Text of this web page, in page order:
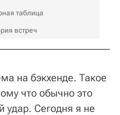
таблица
встреч
на бэкхенде. Такое
что обычно это
Сегодня я не